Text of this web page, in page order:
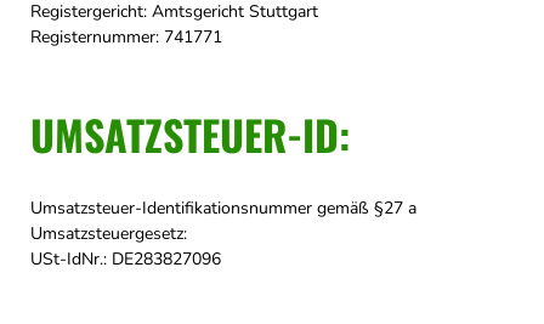
Registergericht: Amtsgericht Stuttgart
Registernummer: 741771
UMSATZSTEUER-ID:
Umsatzsteuer-Identifikationsnummer gemäß §27 a
Umsatzsteuergesetz:
USt-IdNr.: DE283827096